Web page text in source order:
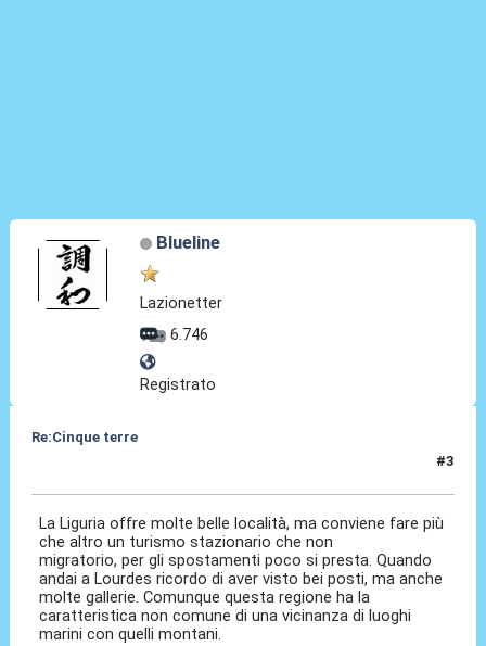
Blueline
Lazionetter
6.746
Registrato
Re:Cinque terre
#3
La Liguria offre molte belle località, ma conviene fare più
che altro un turismo stazionario che non
migratorio, per gli spostamenti poco si presta. Quando
andai a Lourdes ricordo di aver visto bei posti, ma anche
molte gallerie. Comunque questa regione ha la
caratteristica non comune di una vicinanza di luoghi
marini con quelli montani.